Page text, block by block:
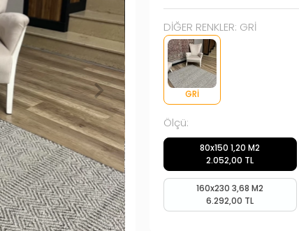
DİĞER RENKLER: GRİ
GRİ
Ölçü:
80x150 1,20 M2
2.052,00 TL
160x230 3,68 M2
6.292,00 TL